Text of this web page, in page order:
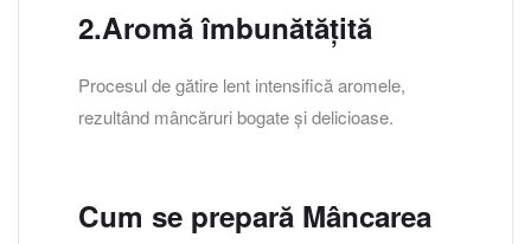
2.Aromă îmbunătățită
Procesul de gătire lent intensifică aromele,
rezultând mâncăruri bogate și delicioase.
Cum se prepară Mâncarea